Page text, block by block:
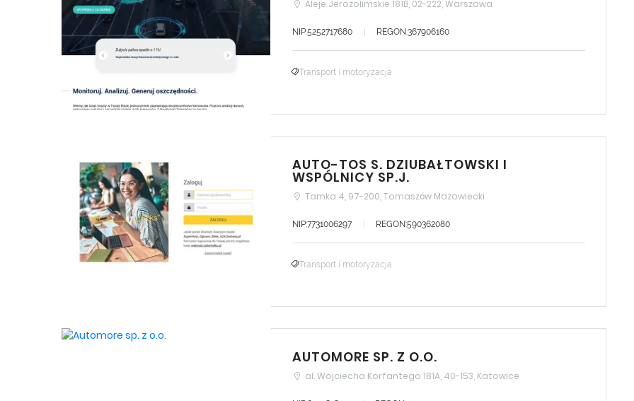
Aleje Jerozolimskie 181B, 02-222, Warszawa
NIP:5252717680 REGON:367906160
Transport i motoryzacja
AUTO-TOS S. DZIUBAŁTOWSKI I
WSPÓLNICY SP.J.
Tamka 4, 97-200, Tomaszów Mazowiecki
NIP:7731006297 REGON:590362080
Transport i motoryzacja
AUTOMORE SP. Z O.O.
al. Wojciecha Korfantego 181A, 40-153, Katowice